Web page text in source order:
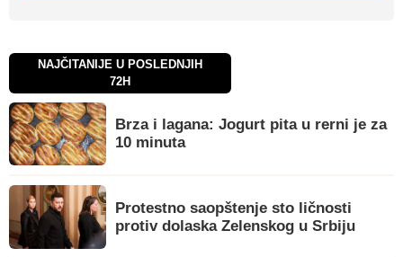
NAJČITANIJE U POSLEDNJIH
72H
Brza i lagana: Jogurt pita u rerni je za
10 minuta
Protestno saopštenje sto ličnosti
protiv dolaska Zelenskog u Srbiju